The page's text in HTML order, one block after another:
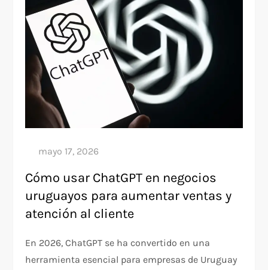
Cómo usar ChatGPT en negocios
uruguayos para aumentar ventas y
atención al cliente
En 2026, ChatGPT se ha convertido en una
herramienta esencial para empresas de Uruguay